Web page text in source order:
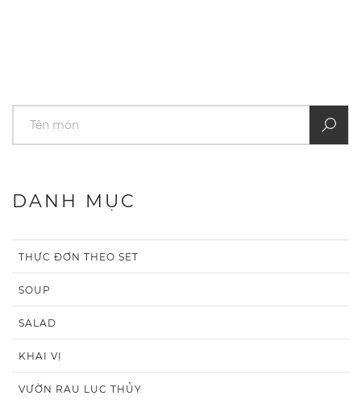
DANH MỤC
THỰC ĐƠN THEO SET
SOUP
SALAD
KHAI VỊ
VƯỜN RAU LỤC THỦY